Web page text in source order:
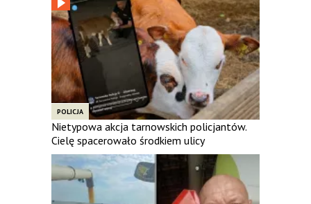
POLICJA
Nietypowa akcja tarnowskich policjantów.
Cielę spacerowało środkiem ulicy